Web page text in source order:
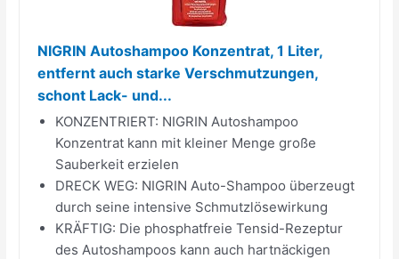
NIGRIN Autoshampoo Konzentrat, 1 Liter,
entfernt auch starke Verschmutzungen,
schont Lack- und...
KONZENTRIERT: NIGRIN Autoshampoo
Konzentrat kann mit kleiner Menge große
Sauberkeit erzielen
DRECK WEG: NIGRIN Auto-Shampoo überzeugt
durch seine intensive Schmutzlösewirkung
KRÄFTIG: Die phosphatfreie Tensid-Rezeptur
des Autoshampoos kann auch hartnäckigen